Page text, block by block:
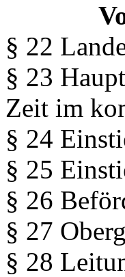
§ 22
§ 23
Zeit im
§ 24
§ 25
§ 26
§ 27
§ 28